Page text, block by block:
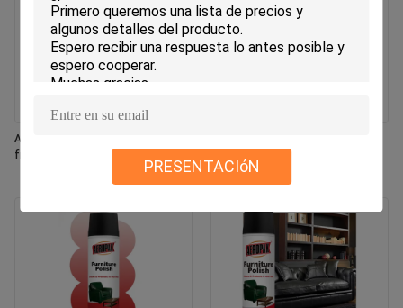
PRESENTACIóN
Aeropak 330 ml Aerosol fresco con
fragancia de jazmín
utensilios de cocina spray de
limpieza rápida sin residuos